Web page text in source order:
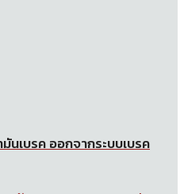
นเบรค ออกจากระบบเบรค